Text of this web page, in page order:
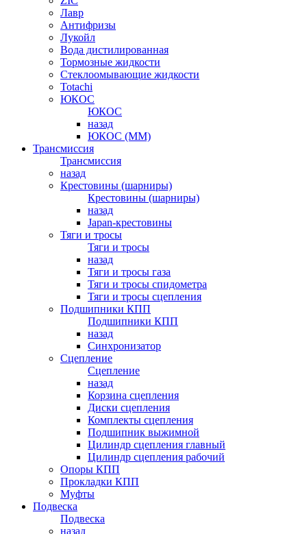
Лавр
Антифризы
Лукойл
Вода дистилированная
Тормозные жидкости
Стеклоомывающие жидкости
Totachi
ЮКОС
ЮКОС
назад
ЮКОС (ММ)
Трансмиссия
Трансмиссия
назад
Крестовины (шарниры)
Крестовины (шарниры)
назад
Japan-крестовины
Тяги и тросы
Тяги и тросы
назад
Тяги и тросы газа
Тяги и тросы спидометра
Тяги и тросы сцепления
Подшипники КПП
Подшипники КПП
назад
Синхронизатор
Сцепление
Сцепление
назад
Корзина сцепления
Диски сцепления
Комплекты сцепления
Подшипник выжимной
Цилиндр сцепления главный
Цилиндр сцепления рабочий
Опоры КПП
Прокладки КПП
Муфты
Подвеска
Подвеска
назад